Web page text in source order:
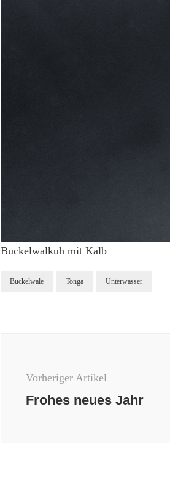
Buckelwalkuh mit Kalb
Buckelwale Tonga Unterwasser
Vorheriger Artikel
Frohes neues Jahr